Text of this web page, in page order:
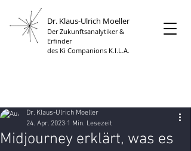
Dr. Klaus-Ulrich Moeller
Der Zukunftsanalytiker &
Erfinder
des Ki Companions K.I.L.A.
Midjourney erklärt, was es
Dr. Klaus-Ulrich Moeller
24. Apr. 2023 1 Min. Lesezeit